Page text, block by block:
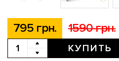
795 грн. 1590 грн.
КУПИТЬ